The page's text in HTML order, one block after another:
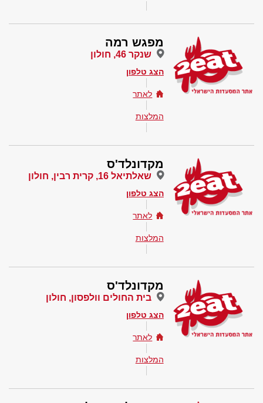
מפגש רמה
שנקר 46, חולון
הצג טלפון
לאתר
המלצות
מקדונלד'ס
שאלתיאל 16, קרית רבין, חולון
הצג טלפון
לאתר
המלצות
מקדונלד'ס
בית החולים וולפסון, חולון
הצג טלפון
לאתר
המלצות